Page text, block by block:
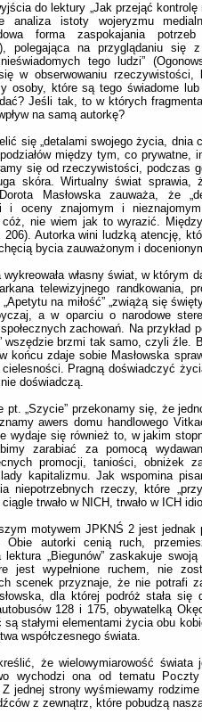
do lektury „Jak przejąć
analiza istoty wojeryzmu
forma zaspokajania
polegająca na przyglądaniu
nieświadomych tego ludzi”
w obserwowaniu rzeczywistości,
osoby, które są tego świadome
Jeśli tak, to w których
na samą autorkę?
się „detalami swojego życia,
między tym, co prywatne,
się od rzeczywistości, podczas
skóra. Wirtualny świat
Masłowska zauważa, że
i oceny znajomym i
nie wiem jak to wyrazić.
206). Autorka wini ludzką atencję,
bycia zauważonym i
wykreowała własny świat, w którym
telewizyjnego randkowania,
na miłość” „zwiążą się
a w oparciu o narodowe
zachowań. Na
wszędzie brzmi tak samo, czyli źle.
końcu zdaje sobie Masłowska
cielesności. Pragną doświadczyć
doświadczą.
pt. „Szycie” przekonamy się, że
awers domu handlowego
wydaje się również to, w jakim
zarabiać za pomocą
promocji, taniości, obniżek
kapitalizmu. Jak wspomina
niepotrzebnych rzeczy, które
ciągle trwało w NICH, trwało w ICH
motywem JPKNŚ 2 jest jednak
Obie autorki cenią ruch,
lektura „Biegunów” zaskakuje
jest wypełnione ruchem, nie
scenek przyznaje, że nie potrafi
dla której podróż stała się
128 i 175, obywatelką
są stałymi elementami życia obu
współczesnego świata.
że wielowymiarowość świata
wychodzi ona od tematu
Z jednej strony wyśmiewamy
z zewnątrz, które pobudzą